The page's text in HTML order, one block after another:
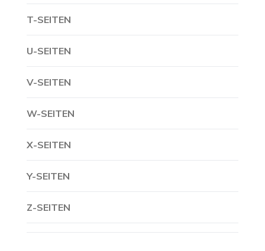
T-SEITEN
U-SEITEN
V-SEITEN
W-SEITEN
X-SEITEN
Y-SEITEN
Z-SEITEN